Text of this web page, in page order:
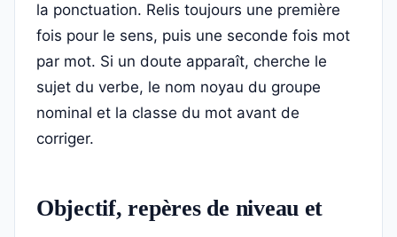
la ponctuation. Relis toujours une première
fois pour le sens, puis une seconde fois mot
par mot. Si un doute apparaît, cherche le
sujet du verbe, le nom noyau du groupe
nominal et la classe du mot avant de
corriger.
Objectif, repères de niveau et